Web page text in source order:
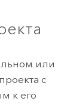
или
с
к его